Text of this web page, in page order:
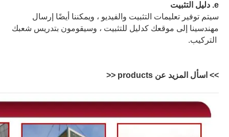
e. دليل التثبيت
سيتم توفير تعليمات التثبيت والفيديو ، ويمكننا أيضًا إرسال
مهندسينا إلى موقعك كدليل للتثبيت ، وسيقومون بتدريس شعبك
التركيب.
>> اسأل المزيد عن p roducts
<<